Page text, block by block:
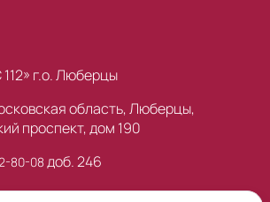
г.о. Люберцы
область, Люберцы,
проспект, дом 190
80-08 доб. 246
30-00